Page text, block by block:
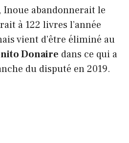
Inoue abandonnerait le
à 122 livres l’année
vient d’être éliminé au
Donaire dans ce qui a
du disputé en 2019.